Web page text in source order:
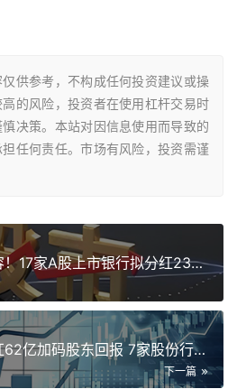
供参考，不构成任何投资建议或操
的风险，投资者在使用杠杆交易时
决策。本站对因信息使用而导致的
任何责任。市场有风险，投资需谨
银行中期分红阵营扩容！17家A股上市银行拟分红2375亿元，
光大银行再推中期分红62亿加码股东回报 7家股份行将派现近6
下一篇